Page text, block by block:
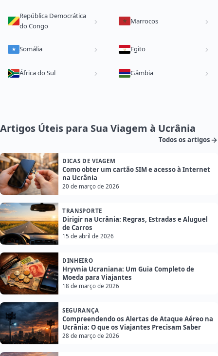
República Democrática
do Congo
Marrocos
Somália Egito
África do Sul Gâmbia
Artigos Úteis para Sua Viagem à Ucrânia
Todos os artigos
DICAS DE VIAGEM
Como obter um cartão SIM e acesso à Internet
na Ucrânia
20 de março de 2026
TRANSPORTE
Dirigir na Ucrânia: Regras, Estradas e Aluguel
de Carros
15 de abril de 2026
DINHEIRO
Hryvnia Ucraniana: Um Guia Completo de
Moeda para Viajantes
18 de março de 2026
SEGURANÇA
Compreendendo os Alertas de Ataque Aéreo na
Ucrânia: O que os Viajantes Precisam Saber
28 de março de 2026